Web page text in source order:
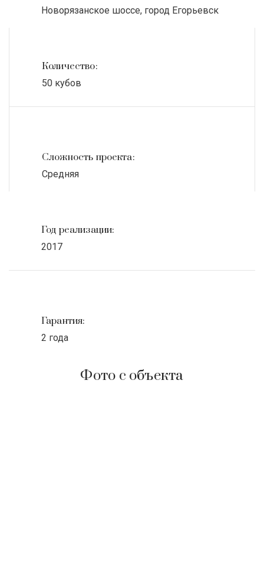
Новорязанское шоссе, город Егорьевск
Количество:
50 кубов
Сложность проекта:
Средняя
Год реализации:
2017
Гарантия:
2 года
Фото с объекта